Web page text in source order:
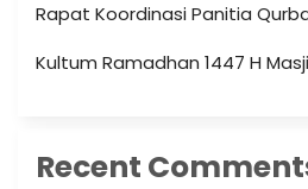
Rapat Koordinasi Panitia
Kultum Ramadhan 1447 H
Recent